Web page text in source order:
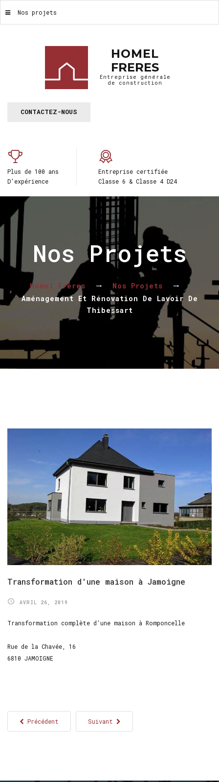
HOMEL
FRERES
Entreprise générale
de construction
CONTACTEZ-NOUS
Plus de 100 ans
D'expérience
Entreprise certifiée
Classe 6 & Classe 4 D24
Nos projets
Nos Projets
Homel Frères
Nos Projets
Aménagement Et Rénovation De Lavoir De
Thibessart
Transformation d'une maison à Jamoigne
AVRIL 26, 2019
Transformation complète d’une maison à Romponcelle
Rue de la Chavée, 16
6810 JAMOIGNE
Précédent Suivant